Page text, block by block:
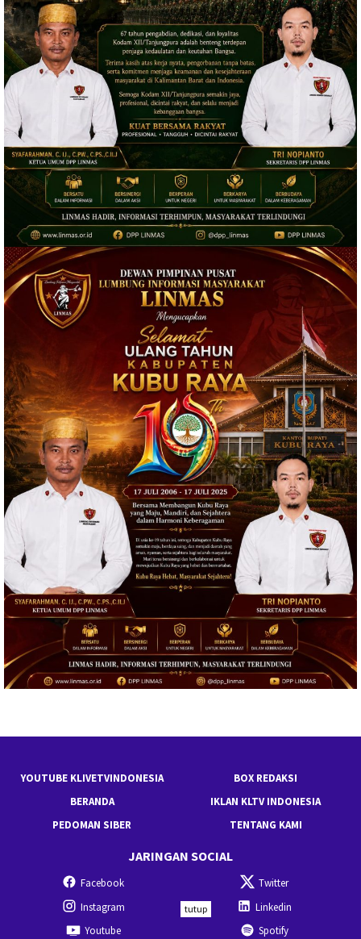
YOUTUBE KLIVETVINDONESIA
BOX REDAKSI
BERANDA
IKLAN KLTV INDONESIA
PEDOMAN SIBER
TENTANG KAMI
JARINGAN SOCIAL
Facebook
Twitter
Instagram
Linkedin
Youtube
Spotify
tutup